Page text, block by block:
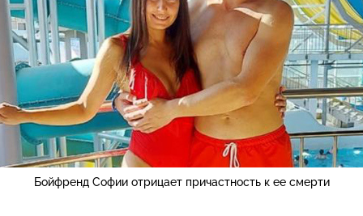
Бойфренд Софии отрицает причастность к ее смерти